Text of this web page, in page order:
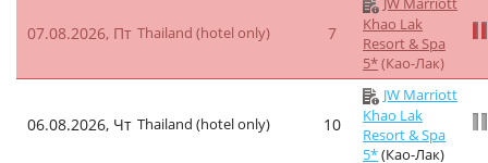
07.08.2026, Пт Thailand (hotel only) 7
Khao Lak
Resort & Spa
5*(Као-Лак)
06.08.2026, Чт Thailand (hotel only) 10
JW Marriott
Khao Lak
Resort & Spa
5*(Као-Лак)